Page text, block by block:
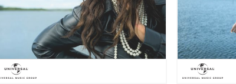
soloalbum siden Chromatica fra 2020.
Det nye albumet inneholder 14 låter,
inkludert “Disease”, “Die With a Smile” og
den nye singelen som slippes 2. februar.
“The album started as me facing my fear
of returning to the pop music my earliest
fans loved” - Lady Gaga. For å feire 10-
originalen,
løft inn i
Med heftige
låten en helt
TV2-